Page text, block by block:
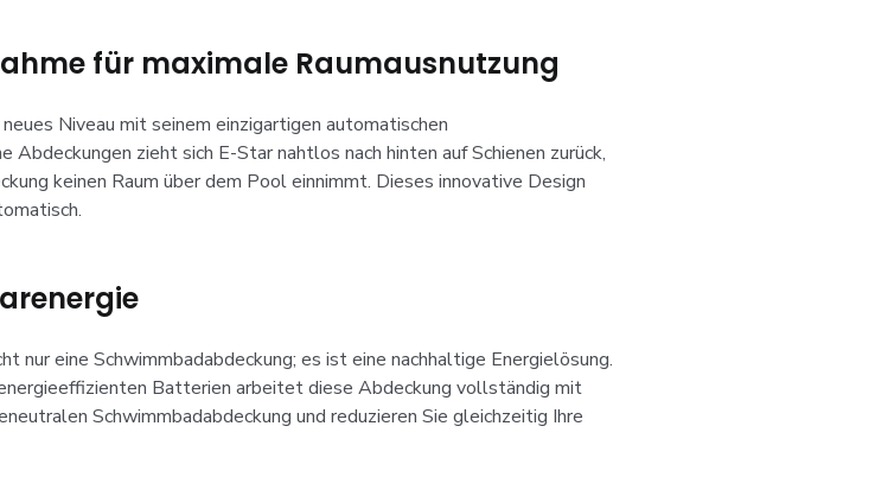
für maximale Raumausnutzung
Niveau mit seinem einzigartigen automatischen
Abdeckungen zieht sich E-Star nahtlos nach hinten auf Schienen zurück,
keinen Raum über dem Pool einnimmt. Dieses innovative Design
nur eine Schwimmbadabdeckung; es ist eine nachhaltige Energielösung.
Batterien arbeitet diese Abdeckung vollständig mit
Schwimmbadabdeckung und reduzieren Sie gleichzeitig Ihre